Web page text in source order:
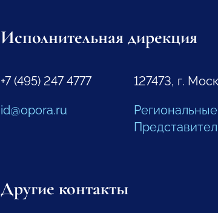
Исполнительная дирекция
+7 (495) 247 4777
id@opora.ru
127473, г.
Другие контакты